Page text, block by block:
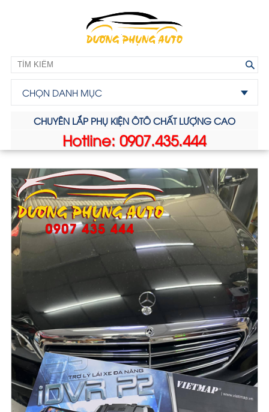
CHỌN DANH MỤC
CHUYÊN LẮP PHỤ KIỆN ÔTÔ CHẤT LƯỢNG CAO
Hotline: 0907.435.444